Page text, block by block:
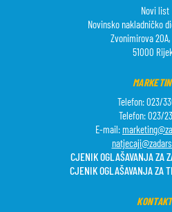
Novi list
Novinsko nakladničko
Zvonimirova 20A,
51000
Telefon: 023/
Telefon: 023/
E-mail:
CJENIK OGLAŠAVANJA ZA
CJENIK OGLAŠAVANJA ZA
KONTAKT